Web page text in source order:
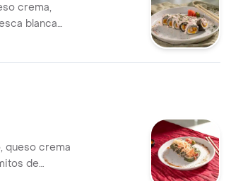
crema,
blanca
salsa
queso crema
de